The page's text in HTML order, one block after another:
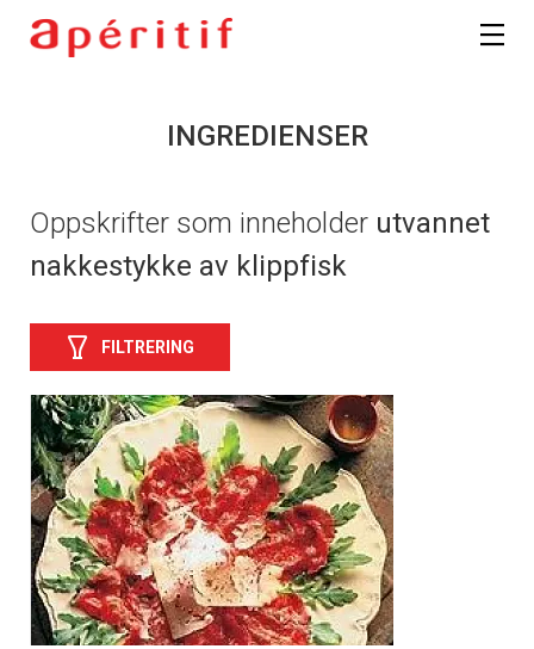
INGREDIENSER
Oppskrifter som inneholder utvannet
nakkestykke av klippfisk
FILTRERING